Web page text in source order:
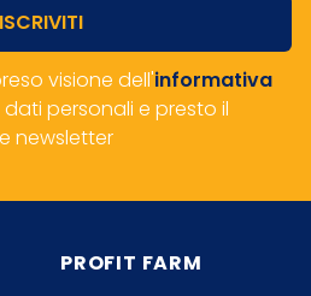
ISCRIVITI
visione dell'informativa
personali e presto il
newsletter
PROFIT FARM